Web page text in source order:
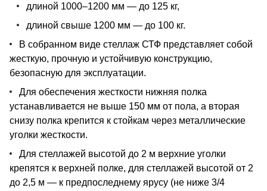
длиной 1000–1200 мм — до 125 кг,
длиной свыше 1200 мм — до 100 кг.
В собранном виде стеллаж СТФ представляет собой
жесткую, прочную и устойчивую конструкцию,
безопасную для эксплуатации.
Для обеспечения жесткости нижняя полка
устанавливается не выше 150 мм от пола, а вторая
снизу полка крепится к стойкам через металлические
уголки жесткости.
Для стеллажей высотой до 2 м верхние уголки
крепятся к верхней полке, для стеллажей высотой от 2
до 2,5 м — к предпоследнему ярусу (не ниже 3/4